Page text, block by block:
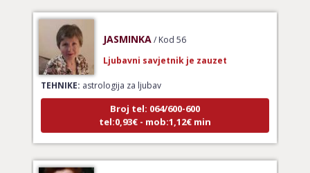
TEHNIKE:astrologija za ljubav
Broj tel: 064/600-600
tel:0,93€ - mob:1,12€ min